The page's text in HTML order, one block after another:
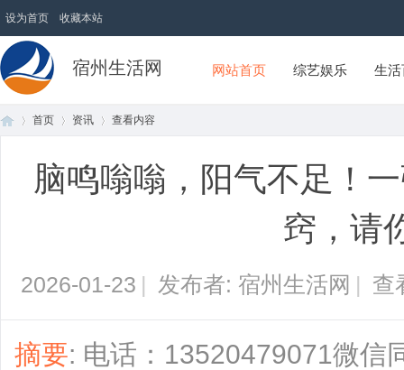
设为首页 收藏本站
宿州生活网 网站首页 综艺娱乐 生
首页 资讯
›
查看内容
脑鸣嗡嗡，阳气不足！
窍，请
2026-01-23 | 发布者: 宿州生活网 | 查
摘要: 电话：13520479071微信